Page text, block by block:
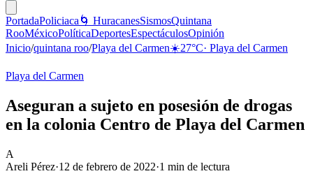
PortadaPoliciaca 🌀 HuracanesSismosQuintana
RooMéxicoPolíticaDeportesEspectáculosOpinión
Inicio/quintana roo/Playa del Carmen☀️27°C· Playa del Carmen
Playa del Carmen
Aseguran a sujeto en posesión de drogas
en la colonia Centro de Playa del Carmen
A
Areli Pérez·12 de febrero de 2022·1 min de lectura